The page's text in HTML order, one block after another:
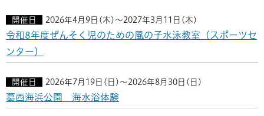
開催日 2026年4月9日(木)～2027年3月11日(木)
令和8年度ぜんそく児のための風の子水泳教室（スポーツセ
ンター）
開催日 2026年7月19日(日)～2026年8月30日(日)
葛西海浜公園 海水浴体験